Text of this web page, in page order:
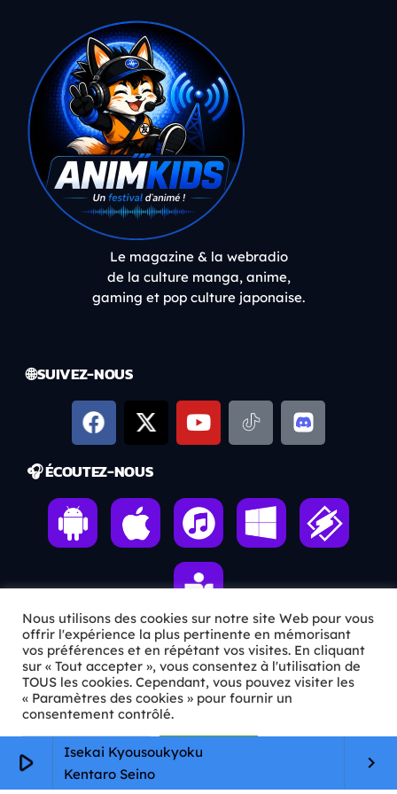
play_arrow
Isekai Kyousoukyoku
Kentaro Seino
keyboard_arrow_right
Le magazine & la webradio
de la culture manga, anime,
gaming et pop culture japonaise.
🌐 SUIVEZ-NOUS
🎧 ÉCOUTEZ-NOUS
ℹ️ INFOS PRATIQUES
✉️Contact
🦊Qui sommes-nous ?
📄
Mentions légales
Nous utilisons des cookies sur notre site Web pour vous
offrir l'expérience la plus pertinente en mémorisant
vos préférences et en répétant vos visites. En cliquant
sur « Tout accepter », vous consentez à l'utilisation de
TOUS les cookies. Cependant, vous pouvez visiter les
« Paramètres des cookies » pour fournir un
consentement contrôlé.
Paramètres Cookie Tout accepter